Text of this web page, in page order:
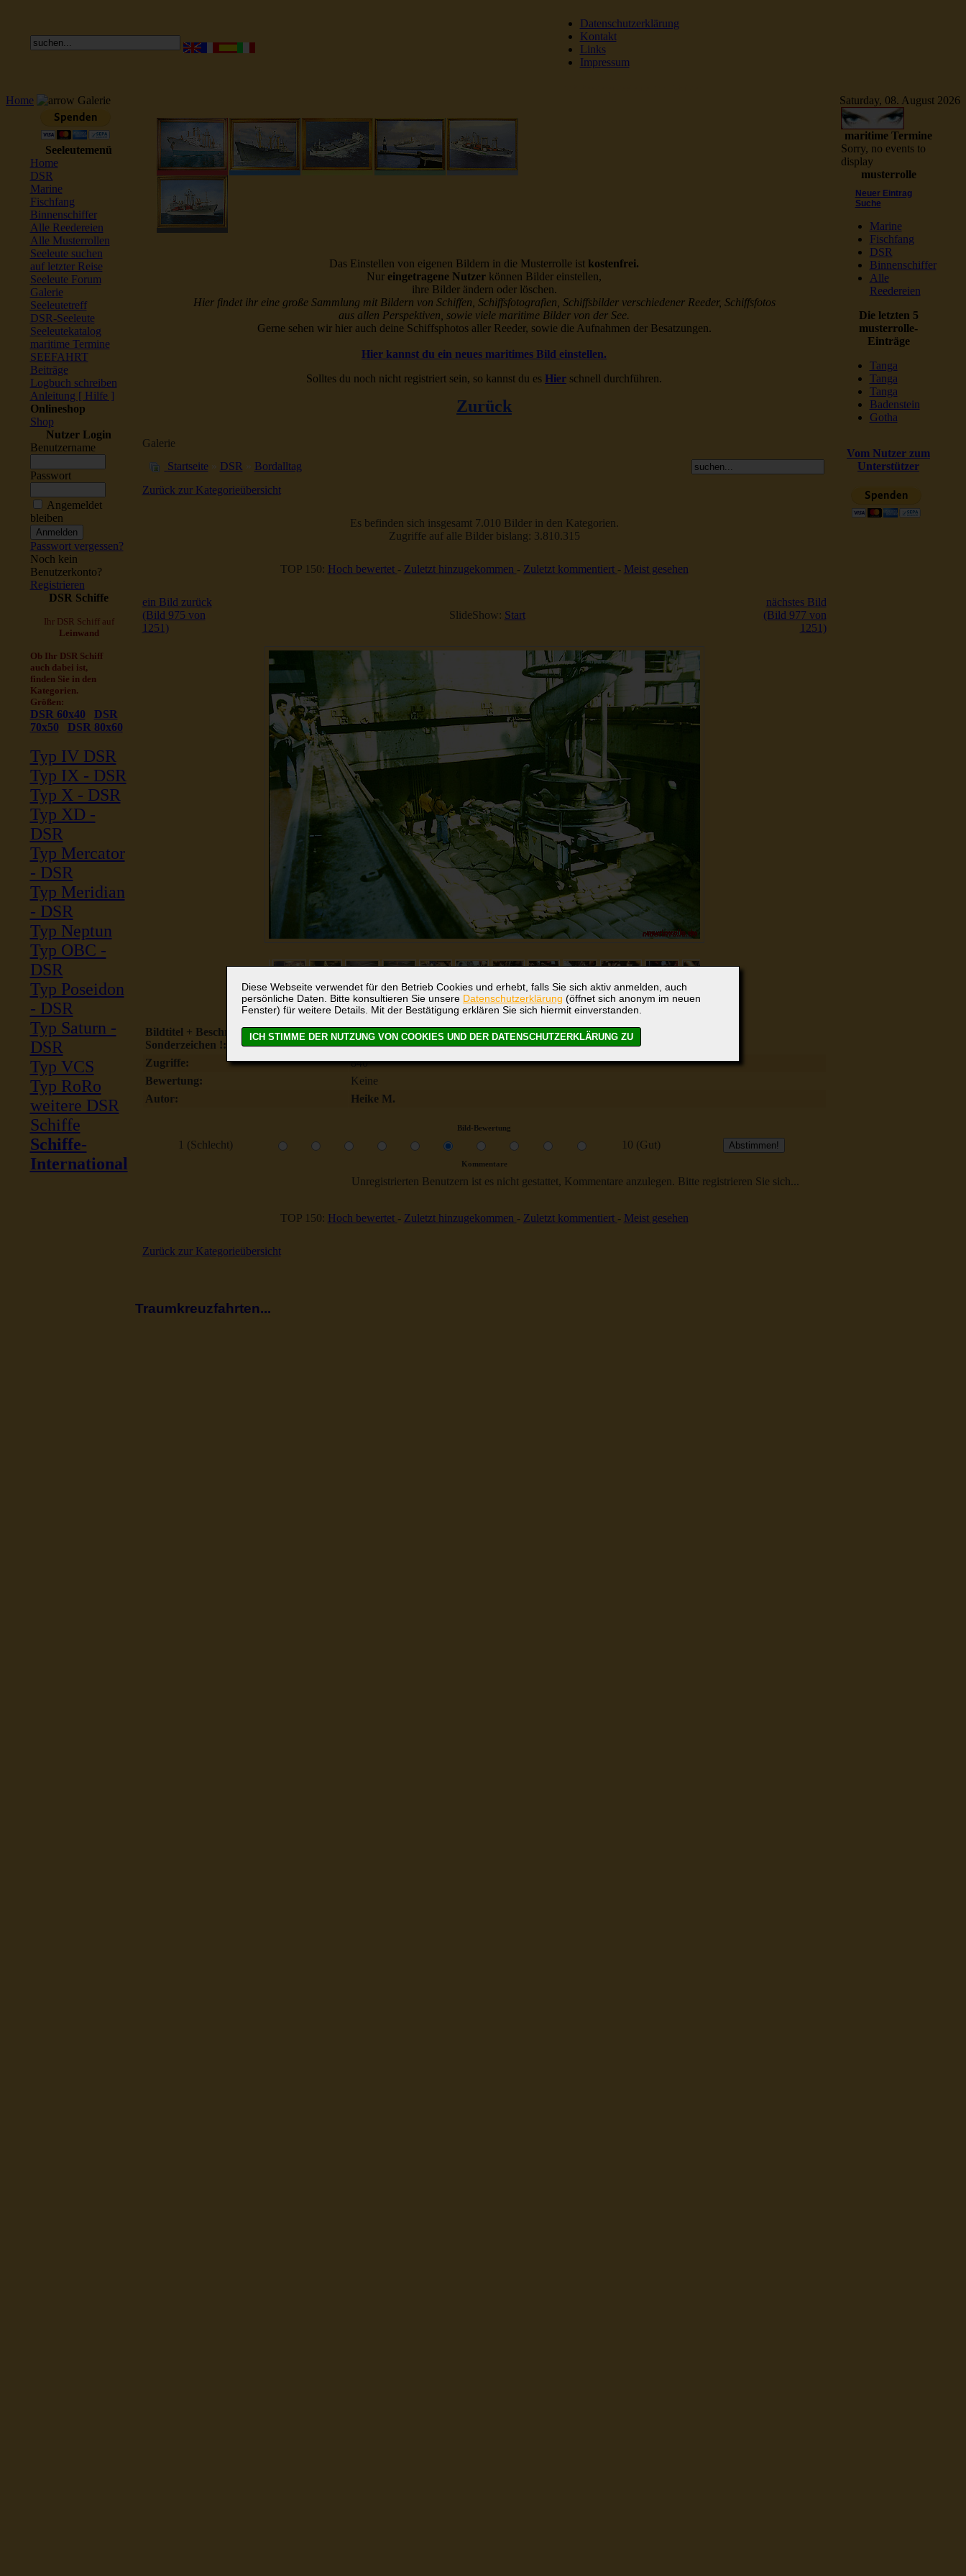
Diese Webseite verwendet für den Betrieb Cookies und erhebt, falls Sie sich aktiv anmelden, auch
persönliche Daten. Bitte konsultieren Sie unsere Datenschutzerklärung (öffnet sich anonym im neuen
Fenster) für weitere Details. Mit der Bestätigung erklären Sie sich hiermit einverstanden.
Datenschutzerklärung
Kontakt
Links
Impressum
Home Galerie Saturday, 08. August 2026
Seeleutemenü
Home
DSR
Marine
Fischfang
Binnenschiffer
Alle Reedereien
Alle Musterrollen
Seeleute suchen
auf letzter Reise
Seeleute Forum
Galerie
Seeleutetreff
DSR-Seeleute
Seeleutekatalog
maritime Termine
SEEFAHRT
Beiträge
Logbuch schreiben
Anleitung [ Hilfe ]
Onlineshop
Shop
Nutzer Login
Benutzername
Passwort
Angemeldet
bleiben
Passwort vergessen?
Noch kein
Benutzerkonto?
Registrieren
DSR Schiffe
Ihr DSR Schiff auf
Leinwand
Ob Ihr DSR Schiff
auch dabei ist,
finden Sie in den
Kategorien.
Größen:
DSR 60x40
DSR
70x50
DSR 80x60
Typ IV DSR
Typ IX - DSR
Typ X - DSR
Typ XD -
DSR
Typ Mercator
- DSR
Typ Meridian
- DSR
Typ Neptun
Typ OBC -
DSR
Typ Poseidon
- DSR
Typ Saturn -
DSR
Typ VCS
Typ RoRo
weitere DSR
Schiffe
Schiffe-
International
Das Einstellen von eigenen Bildern in die Musterrolle ist kostenfrei.
Nur eingetragene Nutzer können Bilder einstellen,
ihre Bilder ändern oder löschen.
Hier findet ihr eine große Sammlung mit Bildern von Schiffen, Schiffsfotografien, Schiffsbilder verschiedener Reeder, Schiffsfotos
aus allen Perspektiven, sowie viele maritime Bilder von der See.
Gerne sehen wir hier auch deine Schiffsphotos aller Reeder, sowie die Aufnahmen der Besatzungen.
Hier kannst du ein neues maritimes Bild einstellen.
Solltes du noch nicht registriert sein, so kannst du es Hier schnell durchführen.
Zurück
Galerie
Startseite» DSR » Bordalltag
Zurück zur Kategorieübersicht
Es befinden sich insgesamt 7.010 Bilder in den Kategorien.
Zugriffe auf alle Bilder bislang: 3.810.315
TOP 150: Hoch bewertet - Zuletzt hinzugekommen - Zuletzt kommentiert - Meist gesehen
ein Bild zurück
(Bild 975 von
1251)
SlideShow: Start
nächstes Bild
(Bild 977 von
1251)
Schwerin
Bildtitel + Beschreibung ohne
Sonderzeichen !:
Kaffeebunkern
Zugriffe:
840
Bewertung:
Keine
Autor:
Heike M.
Bild-Bewertung
1 (Schlecht) 10 (Gut)
Kommentare
Unregistrierten Benutzern ist es nicht gestattet, Kommentare anzulegen. Bitte registrieren Sie sich...
TOP 150: Hoch bewertet - Zuletzt hinzugekommen - Zuletzt kommentiert - Meist gesehen
Zurück zur Kategorieübersicht
Traumkreuzfahrten...
maritime Termine
Sorry, no events to
display
musterrolle
Neuer Eintrag
Suche
Marine
Fischfang
DSR
Binnenschiffer
Alle
Reedereien
Die letzten 5
musterrolle-
Einträge
Tanga
Tanga
Tanga
Badenstein
Gotha
Vom Nutzer zum
Unterstützer